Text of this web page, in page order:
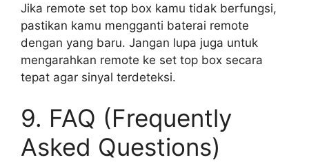
Jika remote set top box kamu tidak berfungsi,
pastikan kamu mengganti baterai remote
dengan yang baru. Jangan lupa juga untuk
mengarahkan remote ke set top box secara
tepat agar sinyal terdeteksi.
9. FAQ (Frequently
Asked Questions)